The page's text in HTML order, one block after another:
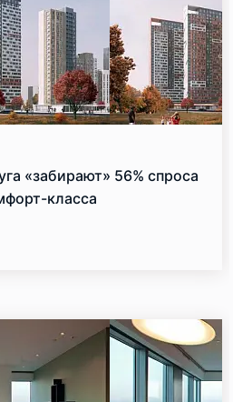
«забирают» 56% спроса
класса